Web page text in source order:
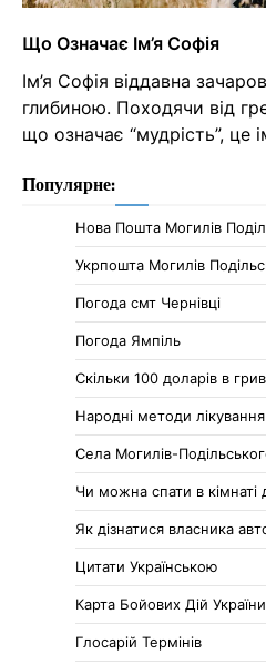
Що Означає Ім’я Софія
Ім’я Софія віддавна
глибиною. Походячи від
що означає “мудрість”, це
Популярне:
Нова Пошта Могилів
Укрпошта Могилів
Погода смт Чернівці
Погода Ямпіль
Cкільки 100 доларів в
Народні методи
Села Могилів-
Чи можна спати в кімнаті
Як дізнатися власника
Цитати Українською
Карта Бойових Дій
Глосарій Термінів